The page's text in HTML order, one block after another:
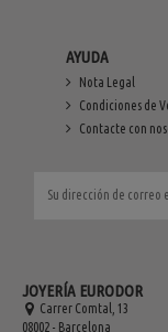
AYUDA
Nota Legal
Condiciones de
Contacte con
JOYERÍA EURODOR
Carrer Comtal, 13
08002 - Barcelona